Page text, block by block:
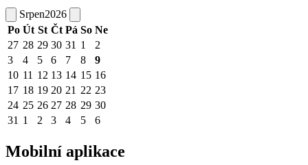
Srpen2026
Po Út St Čt Pá So Ne
27 28 29 30 31 1
2
3
4 5 6 7 8
9
10 11 12 13 14 15 16
17 18 19 20 21 22 23
24 25 26 27 28 29 30
31 1 2 3 4 5 6
Mobilní aplikace